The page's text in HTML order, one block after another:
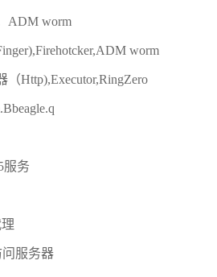
ADM worm
worm
（Http),Executor,RingZero
服务
问服务器